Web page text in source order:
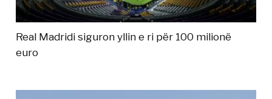
Real Madridi siguron yllin e ri për 100 milionë
euro